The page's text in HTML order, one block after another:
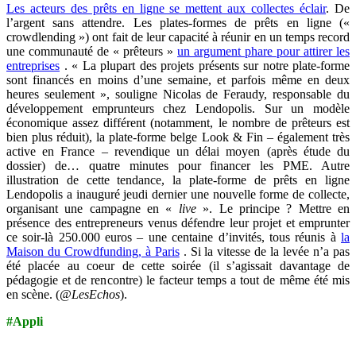
Les acteurs des prêts en ligne se mettent aux collectes éclair. De
l’argent sans attendre. Les plates-formes de prêts en ligne («
crowdlending ») ont fait de leur capacité à réunir en un temps record
une communauté de « prêteurs » un argument phare pour attirer les
entre­prises . « La plupart des projets présents sur notre plate-forme
sont financés en moins d’une semaine, et parfois même en deux
heures seulement », souligne Nicolas de Feraudy, responsable du
développement emprunteurs chez Lendopolis. Sur un modèle
économique assez différent (notamment, le nombre de prêteurs est
bien plus réduit), la ­plate-forme belge Look & Fin – également très
active en France – revendique un délai moyen (après étude du
dossier) de… quatre minutes pour financer les PME. Autre
illustration de cette tendance, la plate-forme de prêts en ligne
Lendopolis a inauguré jeudi dernier une nouvelle forme de collecte,
organisant une campagne en « live ». Le principe ? ­Mettre en
présence des entrepreneurs venus défendre leur projet et emprunter
ce soir-là 250.000 euros – une centaine d’invités, tous réunis à la
Maison du Crowdfunding, à Paris. Si la vitesse de la levée n’a pas
été placée au coeur de cette soirée (il s’agissait davantage de
pédagogie et de rencontre) le facteur temps a tout de même été mis
en scène. (@LesEchos).
#Appli